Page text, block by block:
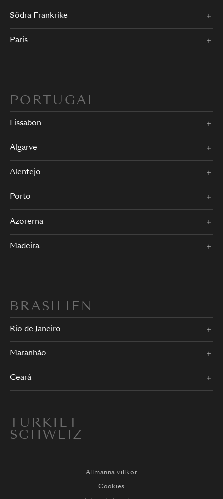
Södra Frankrike
Paris
PORTUGAL
Lissabon
Algarve
Alentejo
Porto
Azorerna
Madeira
BRASILIEN
Rio de Janeiro
Maranhão
Ceará
TURKIET
SCHWEIZ
Allmänna villkor
Cookies